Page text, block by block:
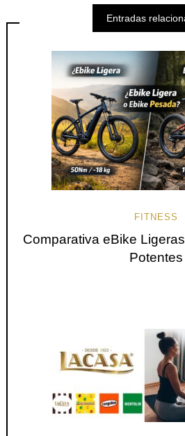
Entradas
FITNESS
Comparativa eBike
Potentes